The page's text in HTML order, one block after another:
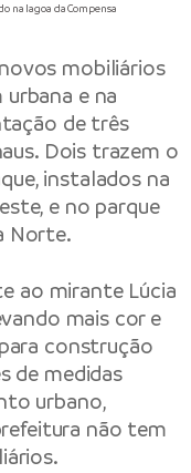
na lagoa da Compensa
mobiliários
e na
de três
Dois trazem o
instalados na
e no parque
Norte.
ao mirante Lúcia
mais cor e
construção
de medidas
urbano,
não tem